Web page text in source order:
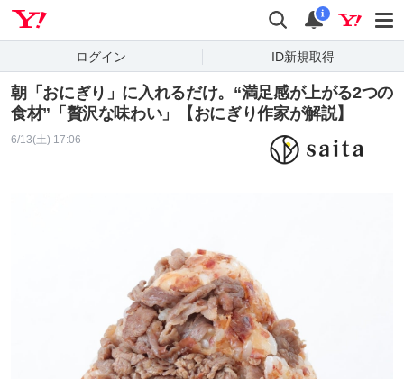
検索 通知
i
ログイン ID新規取得
朝「おにぎり」に入れるだけ。“満足感が上がる2つの
食材”「贅沢な味わい」【おにぎり作家が解説】
6/13(土) 17:06